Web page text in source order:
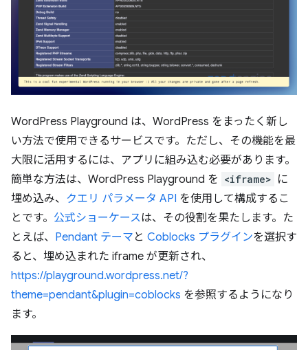
WordPress Playground は、WordPress をまったく新し
い方法で使用できるサービスです。ただし、その機能を最
大限に活用するには、アプリに組み込む必要があります。
簡単な方法は、WordPress Playground を <iframe> に
埋め込み、 クエリ パラメータ API を使用して構成するこ
とです。 公式ショーケースは、その役割を果たします。た
とえば、 Pendant テーマ と Coblocks プラグインを選択す
ると、埋め込まれた iframe が更新され、
https://playground.wordpress.net/?
theme=pendant&plugin=coblocks を参照するようになり
ます。